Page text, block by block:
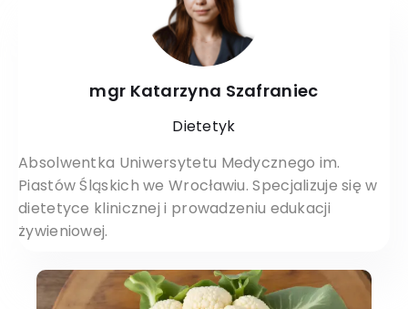
mgr Katarzyna Szafraniec
Dietetyk
Absolwentka Uniwersytetu Medycznego im.
Piastów Śląskich we Wrocławiu. Specjalizuje się w
dietetyce klinicznej i prowadzeniu edukacji
żywieniowej.